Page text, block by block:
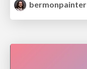
bermonpainter